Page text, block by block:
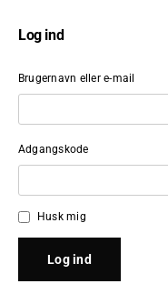
Log ind
Brugernavn eller e-mail
Adgangskode
Husk mig